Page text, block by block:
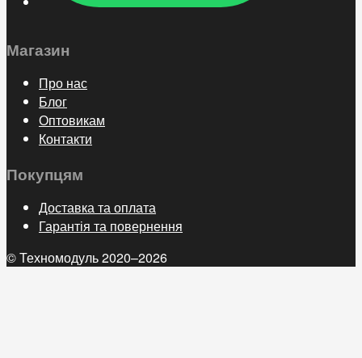
Магазин
Про нас
Блог
Оптовикам
Контакти
Покупцям
Доставка та оплата
Гарантія та повернення
© Техномодуль 2020–2026